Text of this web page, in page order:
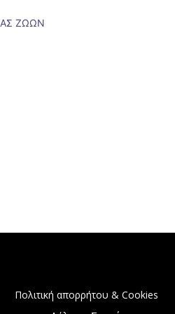
Πολιτική απορρήτου & Cookies